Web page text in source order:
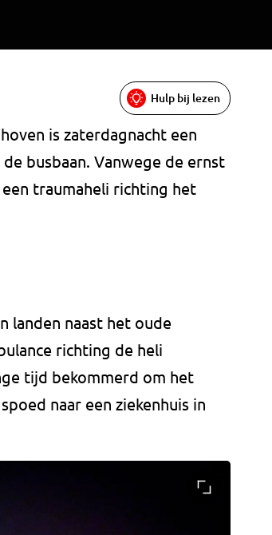
Hulp bij lezen
is zaterdagnacht een
busbaan. Vanwege de ernst
traumaheli richting het
landen naast het oude
richting de heli
tijd bekommerd om het
naar een ziekenhuis in